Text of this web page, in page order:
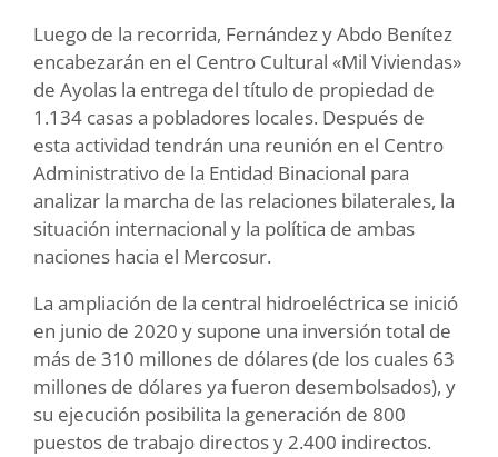
Luego de la recorrida, Fernández y Abdo Benítez
encabezarán en el Centro Cultural «Mil Viviendas»
de Ayolas la entrega del título de propiedad de
1.134 casas a pobladores locales. Después de
esta actividad tendrán una reunión en el Centro
Administrativo de la Entidad Binacional para
analizar la marcha de las relaciones bilaterales, la
situación internacional y la política de ambas
naciones hacia el Mercosur.
La ampliación de la central hidroeléctrica se inició
en junio de 2020 y supone una inversión total de
más de 310 millones de dólares (de los cuales 63
millones de dólares ya fueron desembolsados), y
su ejecución posibilita la generación de 800
puestos de trabajo directos y 2.400 indirectos.